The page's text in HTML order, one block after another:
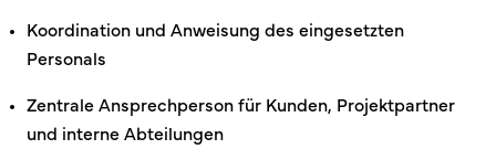
Koordination und Anweisung des eingesetzten
Personals
Zentrale Ansprechperson für Kunden, Projektpartner
und interne Abteilungen